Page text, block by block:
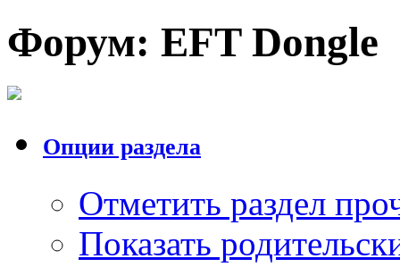
Форум: EFT Dongle
Опции раздела
Отметить раздел
Показать